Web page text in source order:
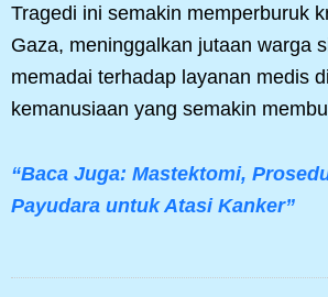
Tragedi ini semakin memperburuk
Gaza, meninggalkan jutaan warga
memadai terhadap layanan medis
kemanusiaan yang semakin
“Baca Juga: Mastektomi,
Payudara untuk Atasi Kanker”